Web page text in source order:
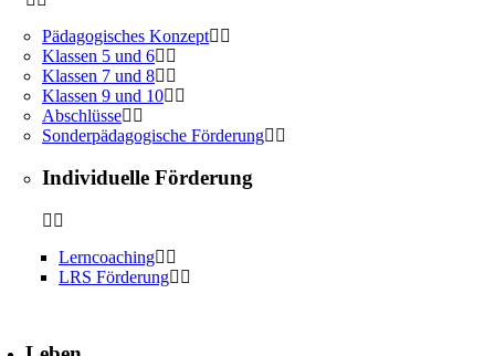
Pädagogisches Konzept
Klassen 5 und 6
Klassen 7 und 8
Klassen 9 und 10
Abschlüsse
Sonderpädagogische Förderung
Individuelle Förderung
Lerncoaching
LRS Förderung